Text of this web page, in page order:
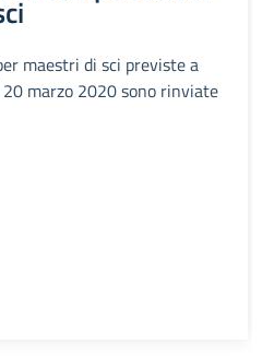
maestri di sci previste a
20 marzo 2020 sono rinviate